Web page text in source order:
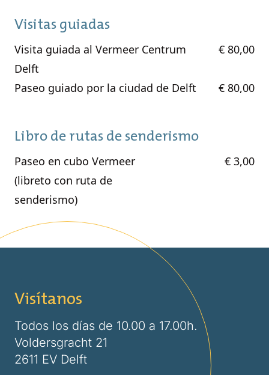
Visitas guiadas
Visita guiada al Vermeer Centrum
Delft
€ 80,00
Paseo guiado por la ciudad de Delft € 80,00
Libro de rutas de senderismo
Paseo en cubo Vermeer
(libreto con ruta de
senderismo)
€ 3,00
Visítanos
Todos los días de 10.00 a 17.00h.
Voldersgracht 21
2611 EV Delft